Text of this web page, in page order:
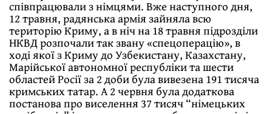
співпрацювали з німцями. Вже наступного дня,
12 травня, радянська армія зайняла всю
територію Криму, а в ніч на 18 травня підрозділи
НКВД розпочали так звану «спецоперацію», в
ході якої з Криму до Узбекистану, Казахстану,
Марійської автономної республіки та шести
областей Росії за 2 доби була вивезена 191 тисяча
кримських татар. А 2 червня була додаткова
постанова про виселення 37 тисяч “німецьких